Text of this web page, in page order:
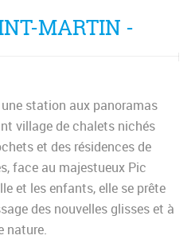
MARTIN -
station aux panoramas
village de chalets nichés
et des résidences de
face au majestueux Pic
et les enfants, elle se prête
des nouvelles glisses et à
nature.